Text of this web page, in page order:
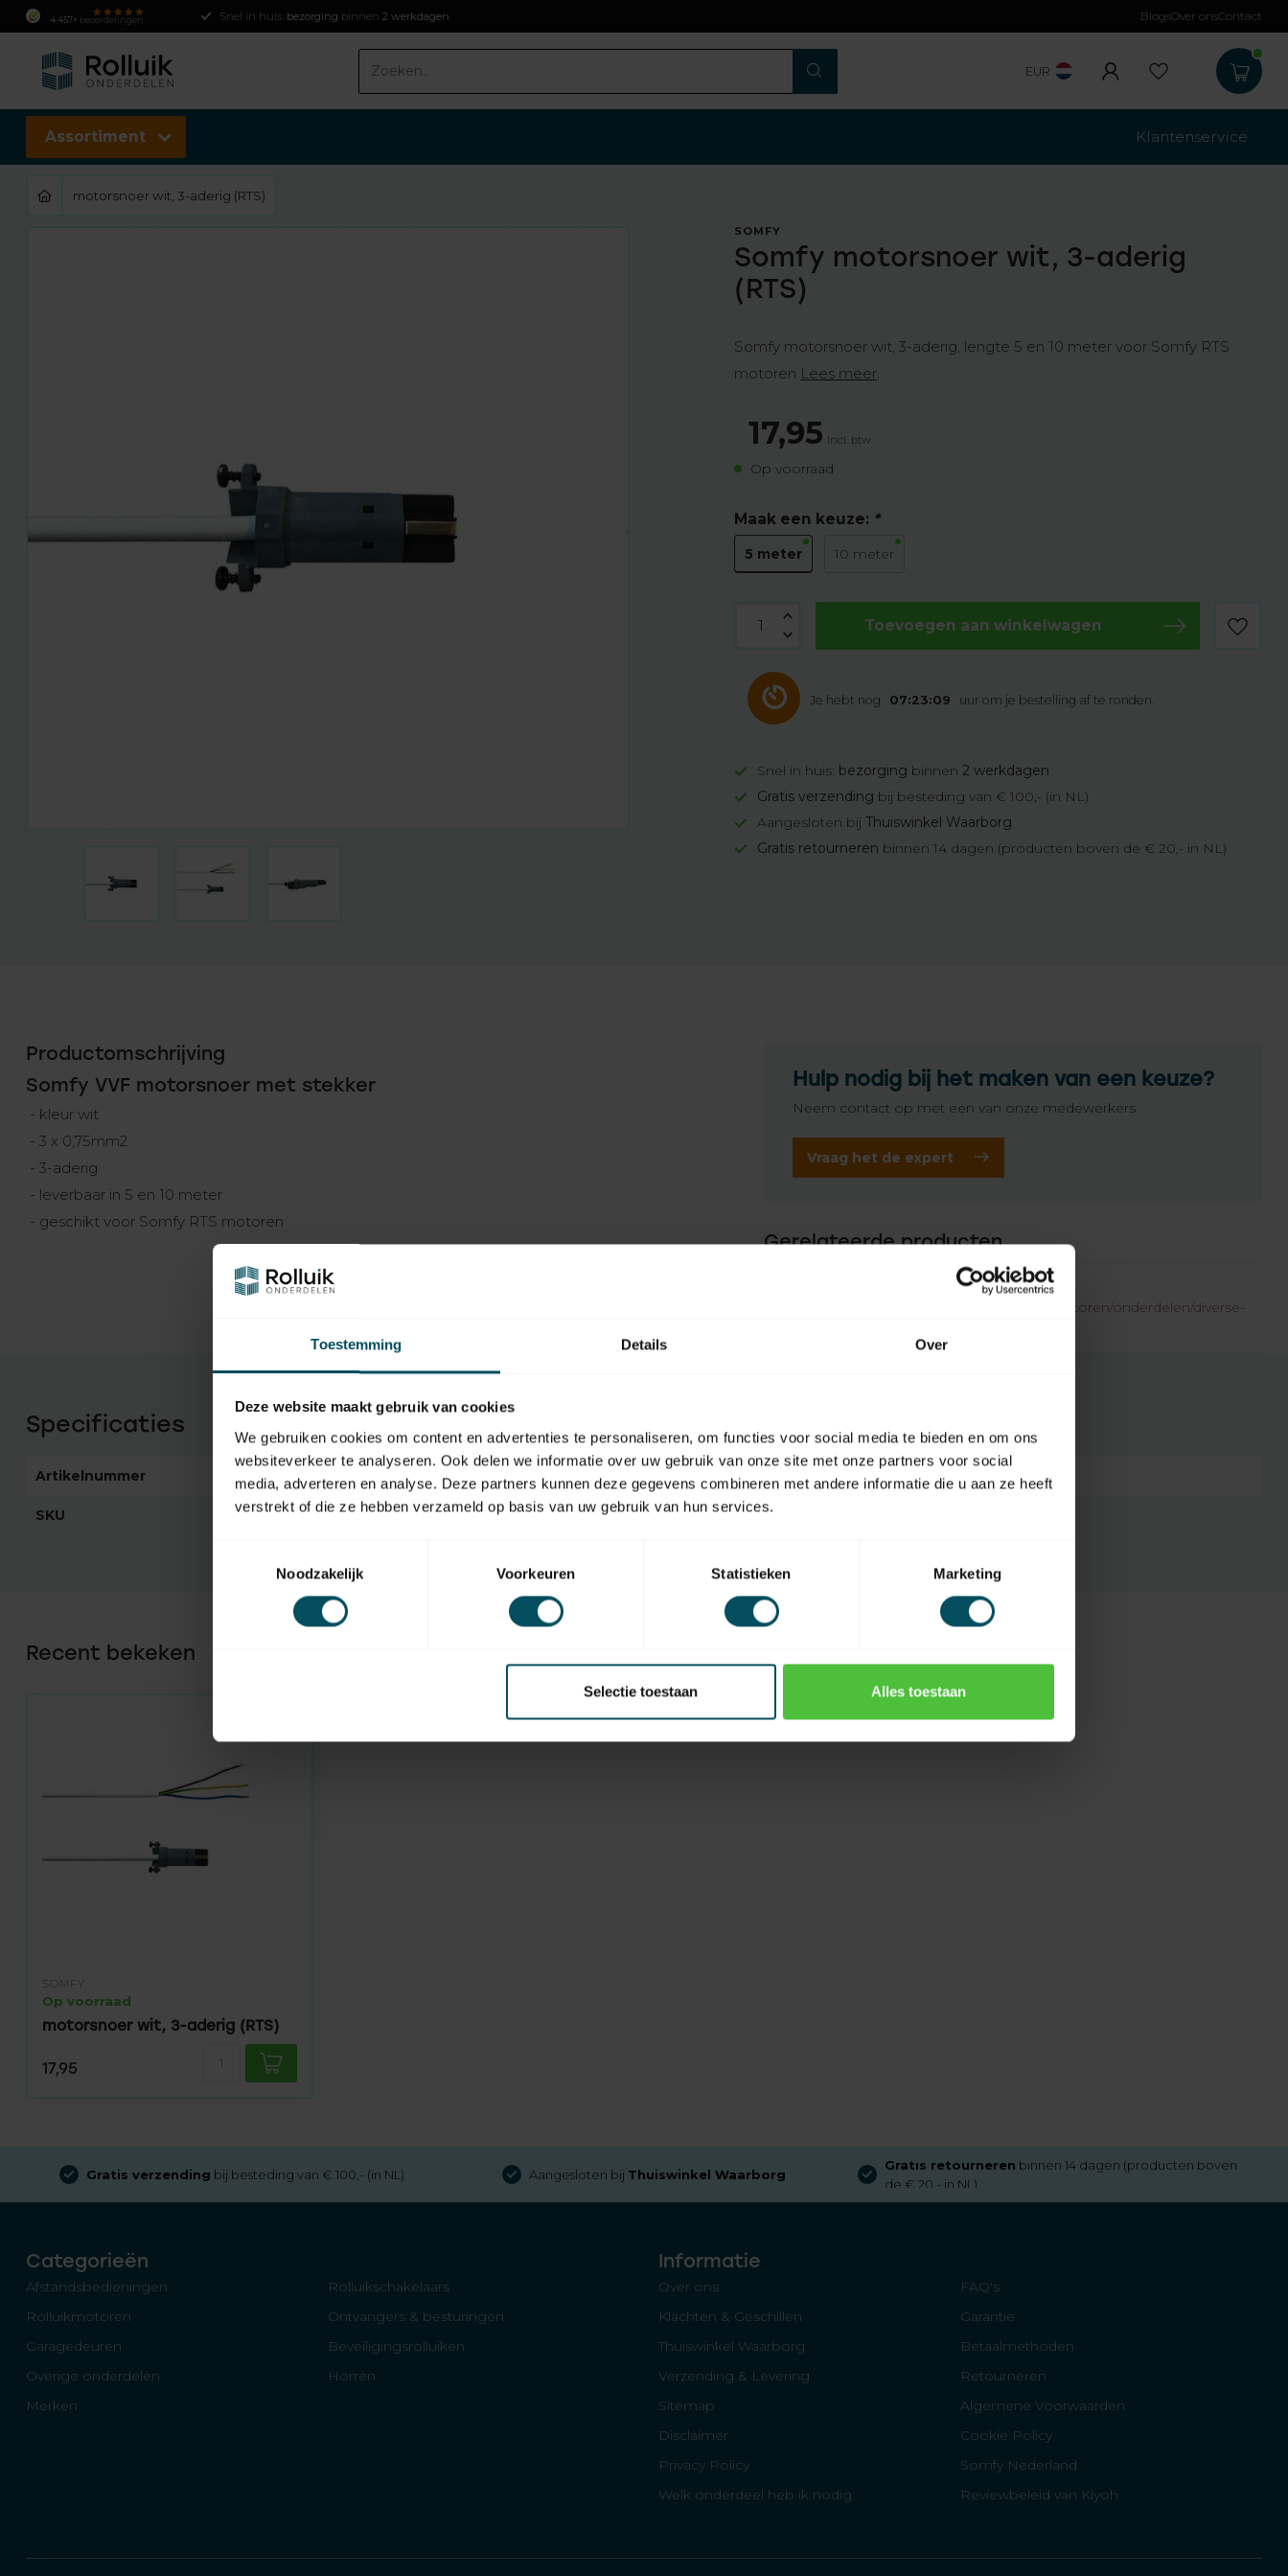
Toestemming Details Over
Deze website maakt gebruik van cookies
We gebruiken cookies om content en advertenties te personaliseren, om functies voor social media te bieden en om ons
websiteverkeer te analyseren. Ook delen we informatie over uw gebruik van onze site met onze partners voor social
media, adverteren en analyse. Deze partners kunnen deze gegevens combineren met andere informatie die u aan ze heeft
verstrekt of die ze hebben verzameld op basis van uw gebruik van hun services.
Noodzakelijk
Voorkeuren Statistieken Marketing
Selectie toestaan Alles toestaan
4.457+ beoordelingen Snel in huis: bezorging binnen 2 werkdagen Gratis verzending
BlogsOver onsContact
EUR
Assortiment Klantenservice
motorsnoer wit, 3-aderig (RTS)
SOMFY
Somfy motorsnoer wit, 3-aderig
(RTS)
Somfy motorsnoer wit, 3-aderig, lengte 5 en 10 meter voor Somfy RTS
motoren Lees meer.
17,95 Incl. btw
Op voorraad
Maak een keuze: *
5 meter 10 meter
Toevoegen aan winkelwagen
Je hebt nog 07:23:08 uur om je bestelling af te ronden.
Snel in huis: bezorging binnen2 werkdagen
Gratis verzending bij besteding van € 100,- (in NL)
Aangesloten bijThuiswinkel Waarborg
Gratis retourneren binnen 14 dagen (producten boven de € 20,- in NL)
Productomschrijving
Somfy VVF motorsnoer met stekker
- kleur wit
- 3 x 0,75mm2
- 3-aderig
- leverbaar in 5 en 10 meter
- geschikt voor Somfy RTS motoren
Hulp nodig bij het maken van een keuze?
Neem contact op met een van onze medewerkers
Vraag het de expert
Gerelateerde producten
https://www.rolluikonderdelen.nl/nl/rolluikmotoren/onderdelen/diverse-
Specificaties
Artikelnummer 2525 EAN Code 7432257276236
SKU 9001648
Recent bekeken
SOMFY
Op voorraad
motorsnoer wit, 3-aderig (RTS)
17,95
Gratis verzending bij besteding van € 100,- (in NL) Aangesloten bij Thuiswinkel Waarborg
Gratis retourneren binnen 14 dagen (producten boven
de € 20,- in NL)
Categorieën
Afstandsbedieningen
Rolluikschakelaars
Rolluikmotoren
Ontvangers & besturingen
Garagedeuren
Beveiligingsrolluiken
Overige onderdelen
Horren
Merken
Informatie
Over ons
FAQ's
Klachten & Geschillen
Garantie
Thuiswinkel Waarborg
Betaalmethoden
Verzending & Levering
Retourneren
Sitemap
Algemene Voorwaarden
Disclaimer
Cookie Policy
Privacy Policy
Somfy Nederland
Welk onderdeel heb ik nodig
Reviewbeleid van Kiyoh